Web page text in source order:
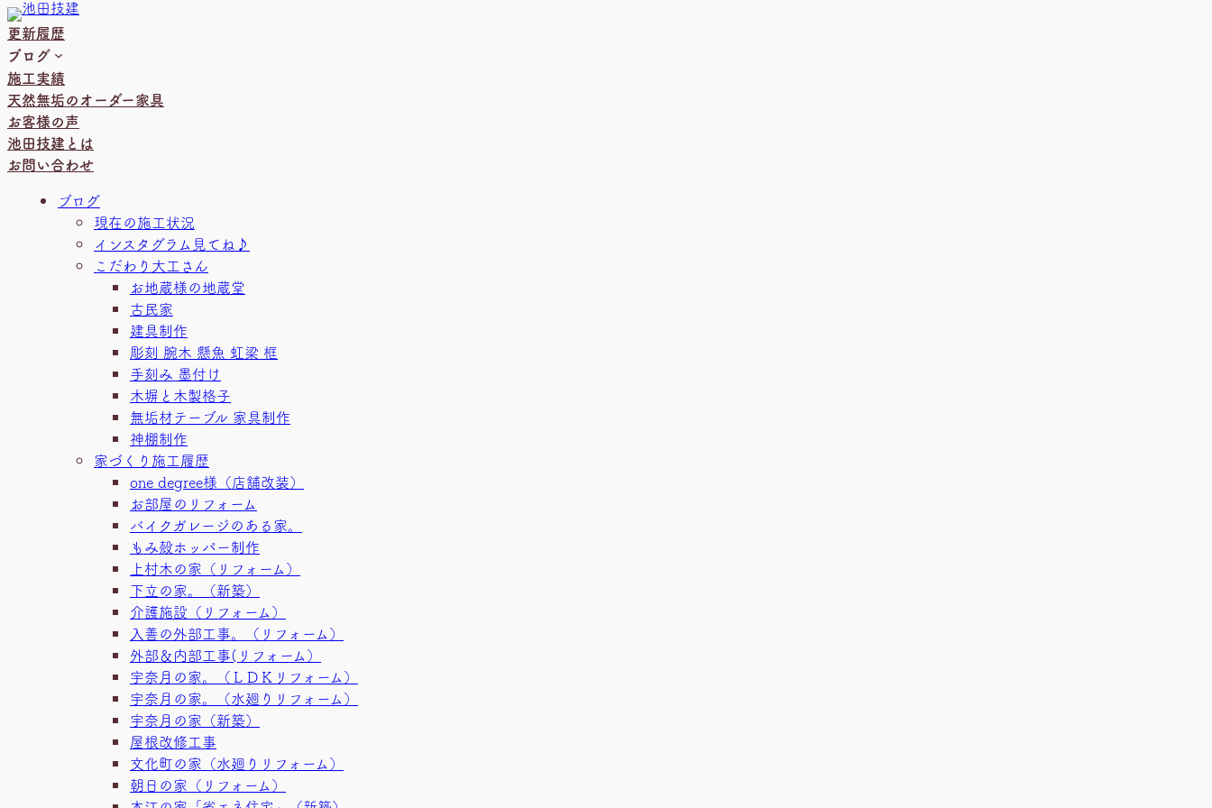
内
容
を
ス
キ
ッ
プ
更新履歴
ブログ
施工実績
天然無垢のオーダー家具
お客様の声
池田技建とは
お問い合わせ
ブログ
現在の施工状況
インスタグラム見てね♪
こだわり大工さん
お地蔵様の地蔵堂
古民家
建具制作
彫刻 腕木 懸魚 虹梁 框
手刻み 墨付け
木塀と木製格子
無垢材テーブル 家具制作
神棚制作
家づくり施工履歴
one degree様（店舗改装）
お部屋のリフォーム
バイクガレージのある家。
もみ殻ホッパー制作
上村木の家（リフォーム）
下立の家。（新築）
介護施設（リフォーム）
入善の外部工事。（リフォーム）
外部＆内部工事(リフォーム）
宇奈月の家。（ＬＤＫリフォーム）
宇奈月の家。（水廻りリフォーム）
宇奈月の家（新築）
屋根改修工事
文化町の家（水廻りリフォーム）
朝日の家（リフォーム）